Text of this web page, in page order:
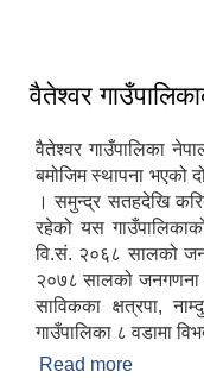
वैतेश्वर
वैतेश्वर गाउँपालिका
बमोजिम स्थापना भएको
। समुन्द्र सतहदेखि
रहेको यस
वि.सं. २०६८ सालको
२०७८ सालको जनगणना
साविकका क्षत्रपा,
गाउँपालिका ८ वडामा
Read more